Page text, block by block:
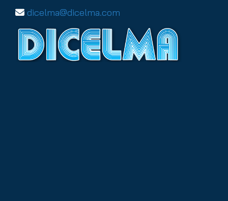
dicelma
dicelma.com